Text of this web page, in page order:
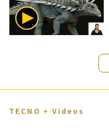
TECNO + Videos